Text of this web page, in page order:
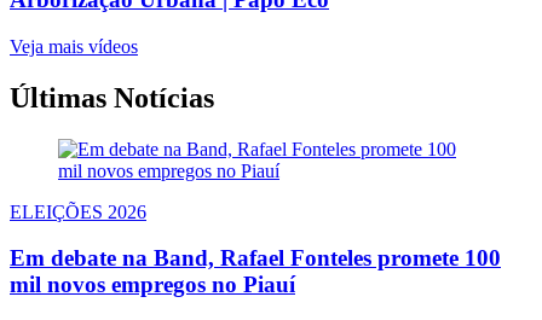
Veja mais vídeos
Últimas Notícias
ELEIÇÕES 2026
Em debate na Band, Rafael Fonteles promete 100
mil novos empregos no Piauí